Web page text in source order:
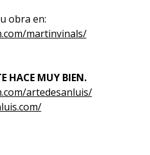
obra en:
martinvinals/
HACE MUY BIEN.
artedesanluis/